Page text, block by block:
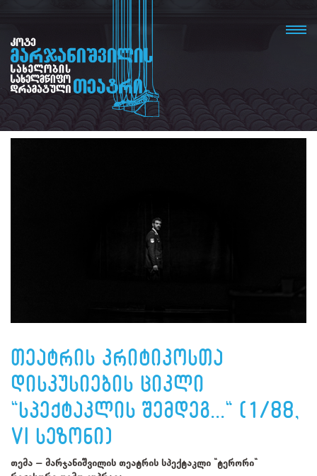
თეატრის კრიტიკოსთა
დისკუსიების ციკლი
"სპექტაკლის შემდეგ..." (1/88,
VI სეზონი)
თემა – მარჯანიშვილის თეატრის სპექტაკლი "ტერორი"